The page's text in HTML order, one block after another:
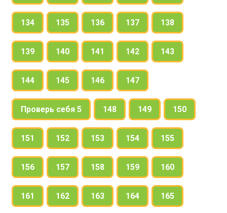
134 135 136 137 138
139 140 141 142 143
144 145 146 147
Проверь себя 5 148 149 150
151 152 153 154 155
156 157 158 159 160
161 162 163 164 165